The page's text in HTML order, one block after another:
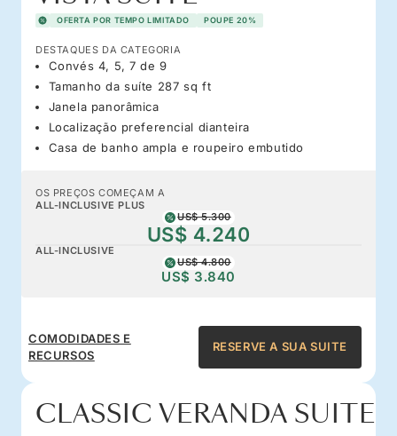
OFERTA POR TEMPO LIMITADO POUPE 20%
DESTAQUES DA CATEGORIA
Convés 4, 5, 7 de 9
Tamanho da suíte 287 sq ft
Janela panorâmica
Localização preferencial dianteira
Casa de banho ampla e roupeiro embutido
OS PREÇOS COMEÇAM A
ALL-INCLUSIVE PLUS
US$ 5.300
US$ 4.240
ALL-INCLUSIVE
US$ 4.800
US$ 3.840
COMODIDADES E
RECURSOS
RESERVE A SUA SUITE
CLASSIC VERANDA SUITE